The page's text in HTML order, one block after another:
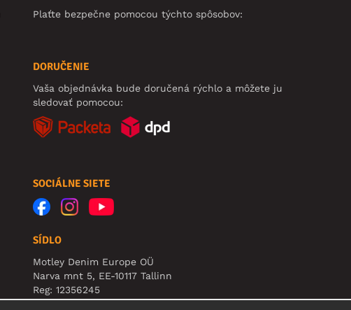
Plaťte bezpečne pomocou týchto spôsobov:
DORUČENIE
Vaša objednávka bude doručená rýchlo a môžete ju
sledovať pomocou:
SOCIÁLNE SIETE
SÍDLO
Motley Denim Europe OÜ
Narva mnt 5, EE-10117 Tallinn
Reg: 12356245